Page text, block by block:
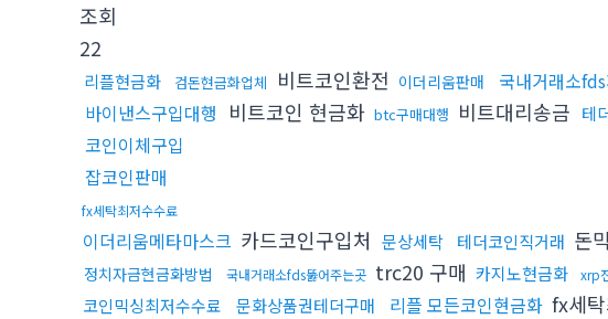
조회
22
리플현금화 검돈현금화업체 비트코인환전 이더리움판매 국내거래소
바이낸스구입대행 비트코인 현금화 btc구매대행 비트대리송금 테
코인이체구입
잡코인판매
fx세탁최저수수료
이더리움메타마스크 카드코인구입처 문상세탁 테더코인직거래 돈
정치자금현금화방법 국내거래소fds뚫어주는곳 trc20 구매 카지노현금화 xrp
코인믹싱최저수수료 문화상품권테더구매 리플 모든코인현금화 fx세